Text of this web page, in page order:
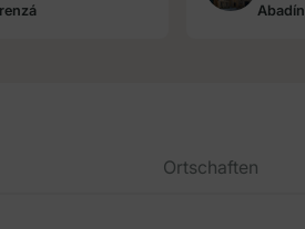
Abadín
Ortschaften